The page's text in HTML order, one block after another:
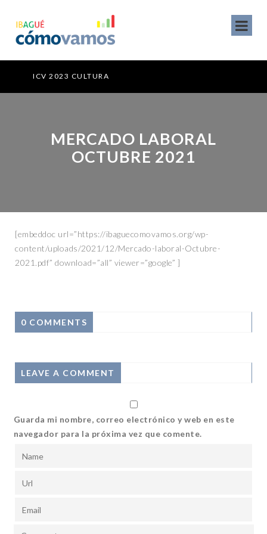
ICV 2023 CULTURA
MERCADO LABORAL
OCTUBRE 2021
[embeddoc url=”https://ibaguecomovamos.org/wp-
content/uploads/2021/12/Mercado-laboral-Octubre-
2021.pdf” download=”all” viewer=”google” ]
0 COMMENTS
LEAVE A COMMENT
Guarda mi nombre, correo electrónico y web en este
navegador para la próxima vez que comente.